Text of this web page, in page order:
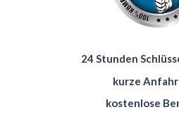
24 Stunden
kurze
kostenlose